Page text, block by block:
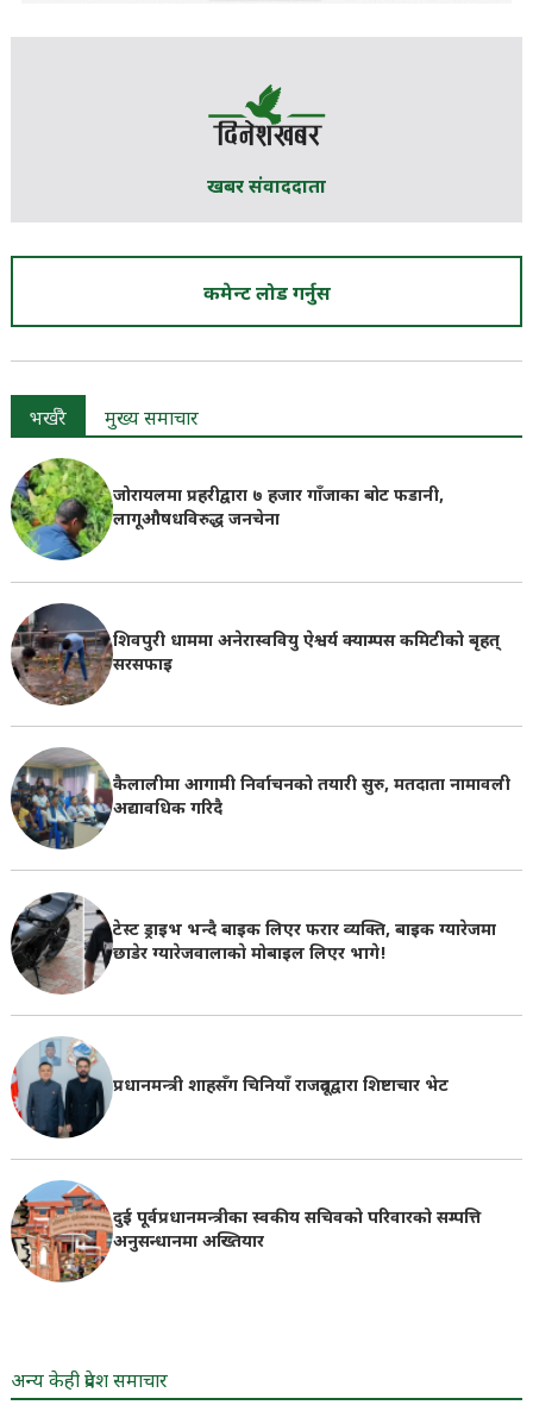
खबर संवाददाता
कमेन्ट लोड गर्नुस
भर्खरै मुख्य समाचार
जोरायलमा प्रहरीद्वारा ७ हजार गाँजाका बोट फडानी,
लागूऔषधविरुद्ध जनचेना
शिवपुरी धाममा अनेरास्ववियु ऐश्वर्य क्याम्पस कमिटीको बृहत्
सरसफाइ
कैलालीमा आगामी निर्वाचनको तयारी सुरु, मतदाता नामावली
अद्यावधिक गरिदै
टेस्ट ड्राइभ भन्दै बाइक लिएर फरार व्यक्ति, बाइक ग्यारेजमा
छाडेर ग्यारेजवालाकाे मोबाइल लिएर भागे!
प्रधानमन्त्री शाहसँग चिनियाँ राजदूतद्वारा शिष्टाचार भेट
दुई पूर्वप्रधानमन्त्रीका स्वकीय सचिवको परिवारको सम्पत्ति
अनुसन्धानमा अख्तियार
अन्य केही प्रदेश समाचार